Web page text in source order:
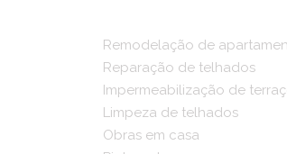
Remodelação de
Reparação de telhados
Impermeabilização de
Limpeza de telhados
Obras em casa